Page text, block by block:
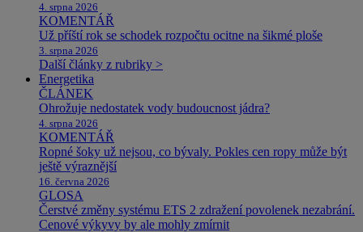
4. srpna 2026
KOMENTÁŘ
Už příští rok se schodek rozpočtu ocitne na šikmé ploše
3. srpna 2026
Další články z rubriky >
Energetika
ČLÁNEK
Ohrožuje nedostatek vody budoucnost jádra?
4. srpna 2026
KOMENTÁŘ
Ropné šoky už nejsou, co bývaly. Pokles cen ropy může být
ještě výraznější
16. června 2026
GLOSA
Čerstvé změny systému ETS 2 zdražení povolenek nezabrání.
Cenové výkyvy by ale mohly zmírnit